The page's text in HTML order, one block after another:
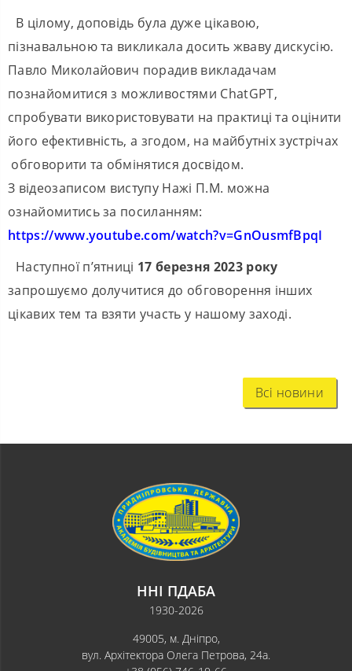
В цілому, доповідь була дуже цікавою,
пізнавальною та викликала досить жваву дискусію.
Павло Миколайович порадив викладачам
познайомитися з можливостями ChatGPT,
спробувати використовувати на практиці та оцінити
його ефективність, а згодом, на майбутніх зустрічах
обговорити та обмінятися досвідом.
З відеозаписом виступу Нажі П.М. можна
ознайомитись за посиланням:
https://www.youtube.com/watch?v=GnOusmfBpqI
Наступної п’ятниці 17 березня 2023 року
запрошуємо долучитися до обговорення інших
цікавих тем та взяти участь у нашому заході.
Всі новини
ННІ ПДАБА
1930-2026
49005, м. Дніпро,
вул. Архітектора Олега Петрова, 24а.